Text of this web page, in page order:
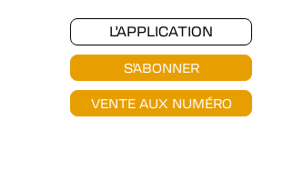
L'APPLICATION
S'ABONNER
VENTE AUX NUMÉRO